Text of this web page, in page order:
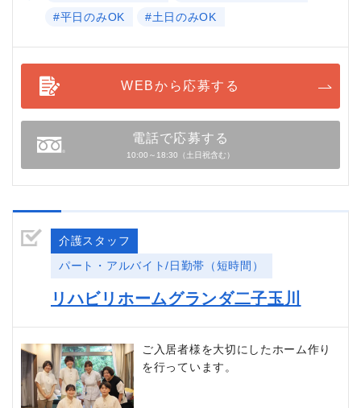
#平日のみOK
#土日のみOK
WEBから応募する
電話で応募する
10:00～18:30（土日祝含む）
介護スタッフ
パート・アルバイト/日勤帯（短時間）
リハビリホームグランダ二子玉川
ご入居者様を大切にしたホーム作り
を行っています。